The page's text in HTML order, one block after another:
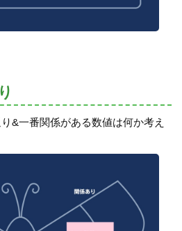
&一番関係がある数値は何か考え